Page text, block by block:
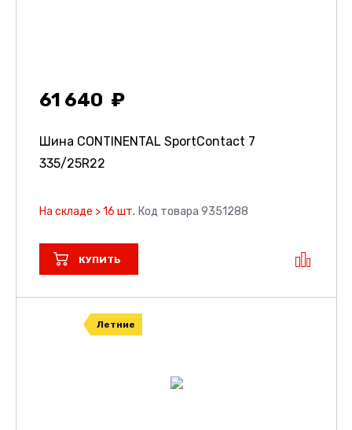
61 640
Шина CONTINENTAL SportContact 7
335/25R22
На складе > 16 шт. Код товара 9351288
КУПИТЬ
Летние